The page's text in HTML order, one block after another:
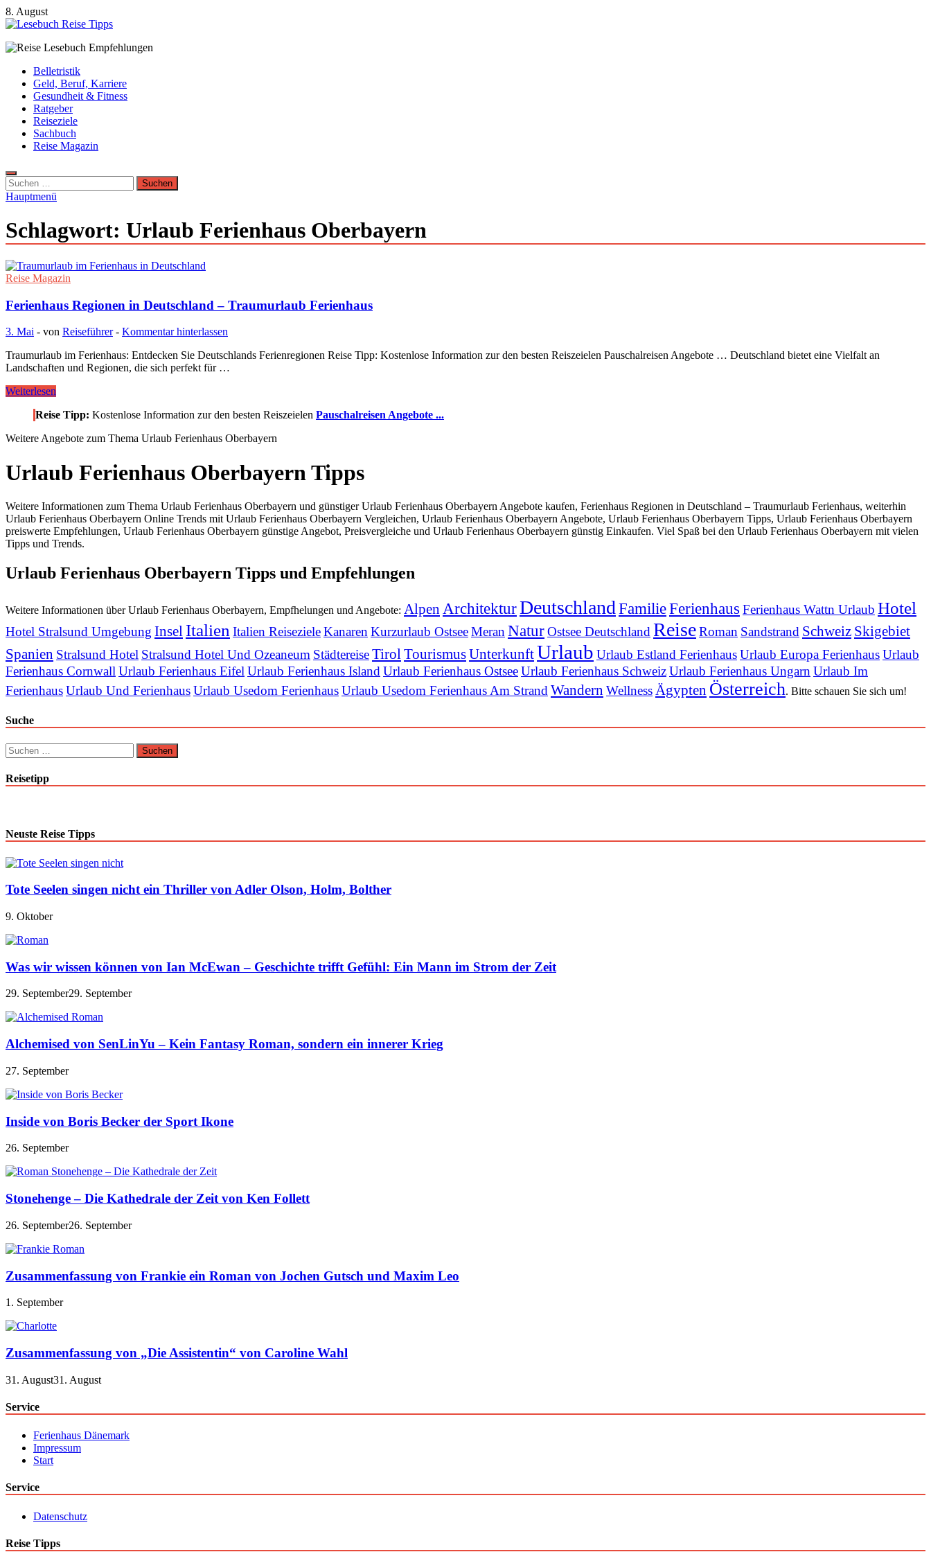
Zum
Inhalt
8. August
Lesebuch Reise Tipps
Belletristik
Geld, Beruf, Karriere
Gesundheit & Fitness
Ratgeber
Reiseziele
Sachbuch
Reise Magazin
Suchen
nach:
Hauptmenü
Schlagwort: Urlaub Ferienhaus Oberbayern
Reise Magazin
Ferienhaus Regionen in Deutschland – Traumurlaub Ferienhaus
3. Mai - von Reiseführer- Kommentar hinterlassen
Traumurlaub im Ferienhaus: Entdecken Sie Deutschlands Ferienregionen Reise Tipp: Kostenlose Information zur den besten Reiszeielen Pauschalreisen Angebote … Deutschland bietet eine Vielfalt an
Landschaften und Regionen, die sich perfekt für …
Ferienhaus
–
Ferienhaus
Weiterlesen
Reise Tipp: Kostenlose Information zur den besten Reiszeielen Pauschalreisen Angebote ...
Weitere Angebote zum Thema Urlaub Ferienhaus Oberbayern
Urlaub Ferienhaus Oberbayern Tipps
Weitere Informationen zum Thema Urlaub Ferienhaus Oberbayern und günstiger Urlaub Ferienhaus Oberbayern Angebote kaufen, Ferienhaus Regionen in Deutschland – Traumurlaub Ferienhaus, weiterhin
Urlaub Ferienhaus Oberbayern Online Trends mit Urlaub Ferienhaus Oberbayern Vergleichen, Urlaub Ferienhaus Oberbayern Angebote, Urlaub Ferienhaus Oberbayern Tipps, Urlaub Ferienhaus Oberbayern
preiswerte Empfehlungen, Urlaub Ferienhaus Oberbayern günstige Angebot, Preisvergleiche und Urlaub Ferienhaus Oberbayern günstig Einkaufen. Viel Spaß bei den Urlaub Ferienhaus Oberbayern mit vielen
Tipps und Trends.
Urlaub Ferienhaus Oberbayern Tipps und Empfehlungen
Weitere Informationen über Urlaub Ferienhaus Oberbayern, Empfhelungen und Angebote: Alpen ArchitekturDeutschland FamilieFerienhaus Ferienhaus Wattn Urlaub Hotel
Hotel Stralsund Umgebung Insel Italien Italien ReisezieleKanaren Kurzurlaub OstseeMeran NaturOstsee Deutschland ReiseRoman Sandstrand Schweiz Skigebiet
Spanien Stralsund Hotel Stralsund Hotel Und Ozeaneum StädtereiseTirolTourismusUnterkunftUrlaub Urlaub Estland FerienhausUrlaub Europa FerienhausUrlaub
Ferienhaus Cornwall Urlaub Ferienhaus Eifel Urlaub Ferienhaus Island Urlaub Ferienhaus OstseeUrlaub Ferienhaus SchweizUrlaub Ferienhaus Ungarn Urlaub Im
FerienhausUrlaub Und FerienhausUrlaub Usedom FerienhausUrlaub Usedom Ferienhaus Am Strand Wandern WellnessÄgypten Österreich. Bitte schauen Sie sich um!
Suche
Suchen
nach:
Reisetipp
Neuste Reise Tipps
Tote Seelen singen nicht ein Thriller von Adler Olson, Holm, Bolther
9. Oktober
Was wir wissen können von Ian McEwan – Geschichte trifft Gefühl: Ein Mann im Strom der Zeit
29. September29. September
Alchemised von SenLinYu – Kein Fantasy Roman, sondern ein innerer Krieg
27. September
Inside von Boris Becker der Sport Ikone
26. September
Stonehenge – Die Kathedrale der Zeit von Ken Follett
26. September26. September
Zusammenfassung von Frankie ein Roman von Jochen Gutsch und Maxim Leo
1. September
Zusammenfassung von „Die Assistentin“ von Caroline Wahl
31. August31. August
Service
Ferienhaus Dänemark
Impressum
Start
Service
Datenschutz
Reise Tipps